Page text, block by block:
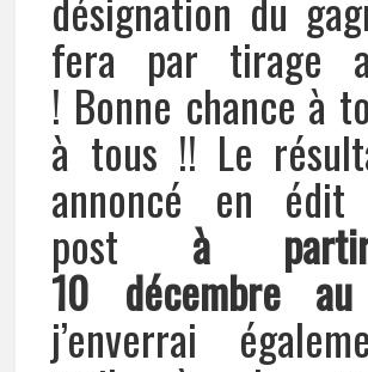
fera par tirage
! Bonne chance à
à tous !! Le
annoncé en
post à
10 décembre
j’enverrai